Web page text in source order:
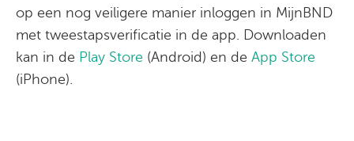
op een nog veiligere manier inloggen in MijnBND
met tweestapsverificatie in de app. Downloaden
kan in de Play Store (Android) en de App Store
(iPhone).